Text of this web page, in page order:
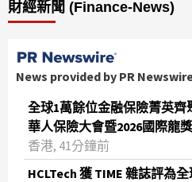
財經新聞 (Finance-News)
News provided by PR
全球1萬餘位金融保險菁英
華人保險大會暨2026國際龍
香港, 41分鐘前
HCLTech 獲 TIME 雜誌評為